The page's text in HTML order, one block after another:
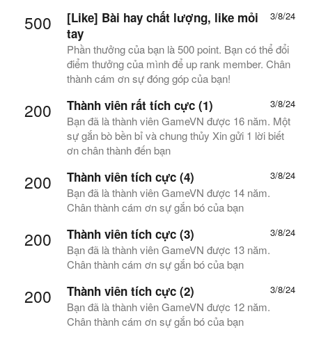
500 3/8/24
[Like] Bài hay chất lượng, like mỏi
tay
Phần thưởng của bạn là 500 point. Bạn có thể đổi
điểm thưởng của mình để up rank member. Chân
thành cám ơn sự đóng góp của bạn!
200 3/8/24
Thành viên rất tích cực (1)
Bạn đã là thành viên GameVN được 16 năm. Một
sự gắn bò bền bỉ và chung thủy Xin gửi 1 lời biết
ơn chân thành đến bạn
200 3/8/24
Thành viên tích cực (4)
Bạn đã là thành viên GameVN được 14 năm.
Chân thành cám ơn sự gắn bó của bạn
200 3/8/24
Thành viên tích cực (3)
Bạn đã là thành viên GameVN được 13 năm.
Chân thành cám ơn sự gắn bó của bạn
200 3/8/24
Thành viên tích cực (2)
Bạn đã là thành viên GameVN được 12 năm.
Chân thành cám ơn sự gắn bó của bạn